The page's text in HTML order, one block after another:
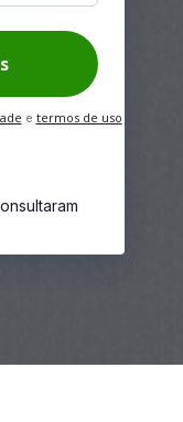
e termos de uso